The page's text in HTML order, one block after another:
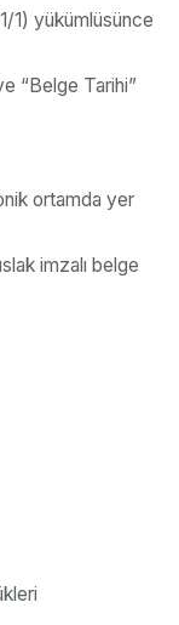
yükümlüsünce
“Belge Tarihi”
ortamda yer
imzalı belge